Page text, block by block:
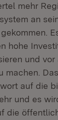
mehr
an
hohe
und vor
machen. Das
Fenster)
auf die
und es
die